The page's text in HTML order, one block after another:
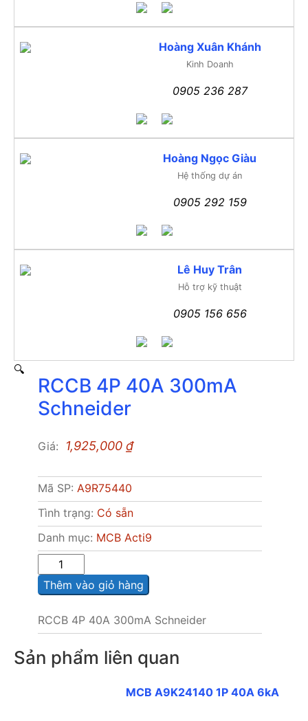
Hoàng Xuân Khánh
Kinh Doanh
0905 236 287
Hoàng Ngọc Giàu
Hệ thống dự án
0905 292 159
Lê Huy Trân
Hỗ trợ kỹ thuật
0905 156 656
🔍
RCCB 4P 40A 300mA
Schneider
Giá: 1,925,000 ₫
Mã SP: A9R75440
Tình trạng: Có sẵn
Danh mục: MCB Acti9
lượng
Thêm vào giỏ hàng
RCCB 4P 40A 300mA Schneider
Sản phẩm liên quan
MCB A9K24140 1P 40A 6kA